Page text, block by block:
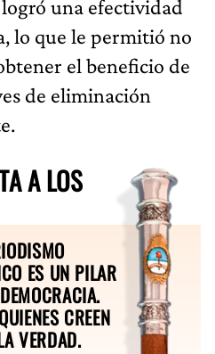
una efectividad
lo que le permitió no
el beneficio de
de eliminación
A LOS
ES UN PILAR
CREEN
VERDAD.